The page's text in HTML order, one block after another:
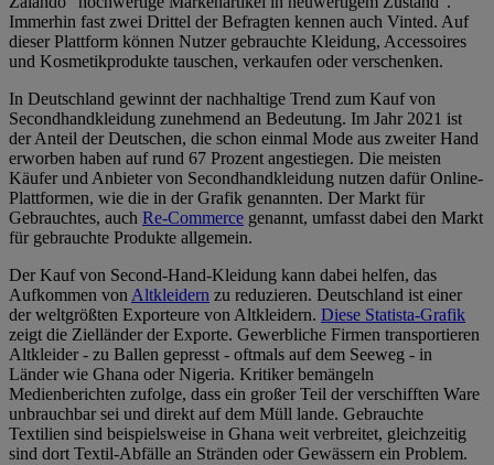
Immerhin fast zwei Drittel der Befragten kennen auch Vinted. Auf
dieser Plattform können Nutzer gebrauchte Kleidung, Accessoires
und Kosmetikprodukte tauschen, verkaufen oder verschenken.
In Deutschland gewinnt der nachhaltige Trend zum Kauf von
Secondhandkleidung zunehmend an Bedeutung. Im Jahr 2021 ist
der Anteil der Deutschen, die schon einmal Mode aus zweiter Hand
erworben haben auf rund 67 Prozent angestiegen. Die meisten
Käufer und Anbieter von Secondhandkleidung nutzen dafür Online-
Plattformen, wie die in der Grafik genannten. Der Markt für
Gebrauchtes, auch Re-Commerce genannt, umfasst dabei den Markt
für gebrauchte Produkte allgemein.
Der Kauf von Second-Hand-Kleidung kann dabei helfen, das
Aufkommen vonAltkleidern zu reduzieren. Deutschland ist einer
der weltgrößten Exporteure von Altkleidern. Diese Statista-Grafik
zeigt die Zielländer der Exporte. Gewerbliche Firmen transportieren
Altkleider - zu Ballen gepresst - oftmals auf dem Seeweg - in
Länder wie Ghana oder Nigeria. Kritiker bemängeln
Medienberichten zufolge, dass ein großer Teil der verschifften Ware
unbrauchbar sei und direkt auf dem Müll lande. Gebrauchte
Textilien sind beispielsweise in Ghana weit verbreitet, gleichzeitig
sind dort Textil-Abfälle an Stränden oder Gewässern ein Problem.